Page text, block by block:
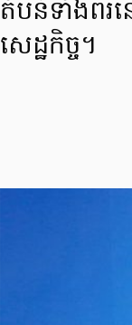
តំបន់ទាំងពីរ
សេដ្ឋកិច្ច។